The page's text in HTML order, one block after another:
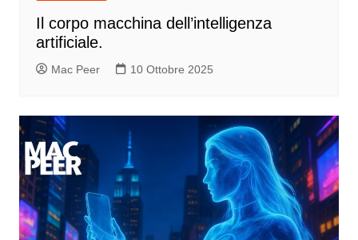
Il corpo macchina dell’intelligenza
artificiale.
Mac Peer 10 Ottobre 2025